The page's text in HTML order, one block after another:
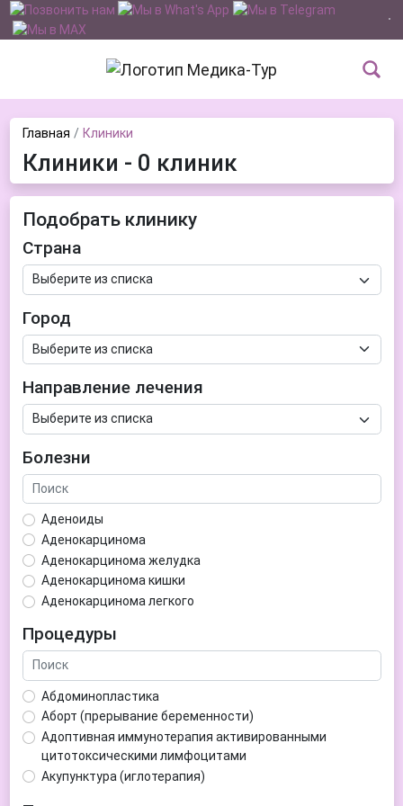
Главная Клиники
Клиники - 0 клиник
Подобрать клинику
Страна
Город
Направление лечения
Болезни
Аденоиды
Аденокарцинома
Аденокарцинома желудка
Аденокарцинома кишки
Аденокарцинома легкого
Аденома гипофиза
Аденома простаты
Аденома щитовидной железы
Аденомиоз
Адентия
Азооспермия
Акне (угри)
Алкоголизм
Процедуры
Абдоминопластика
Аборт (прерывание беременности)
Адоптивная иммунотерапия активированными
цитотоксическими лимфоцитами
Акупунктура (иглотерапия)